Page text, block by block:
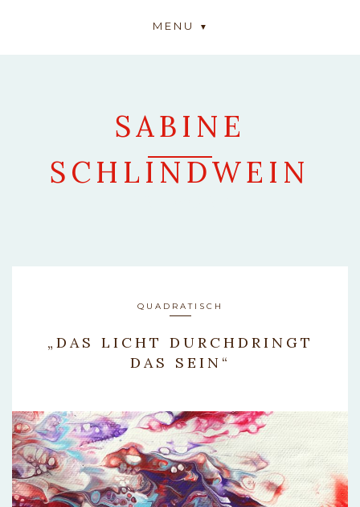
MENU
SABINE
SCHLINDWEIN
QUADRATISCH
„DAS LICHT DURCHDRINGT
DAS SEIN“